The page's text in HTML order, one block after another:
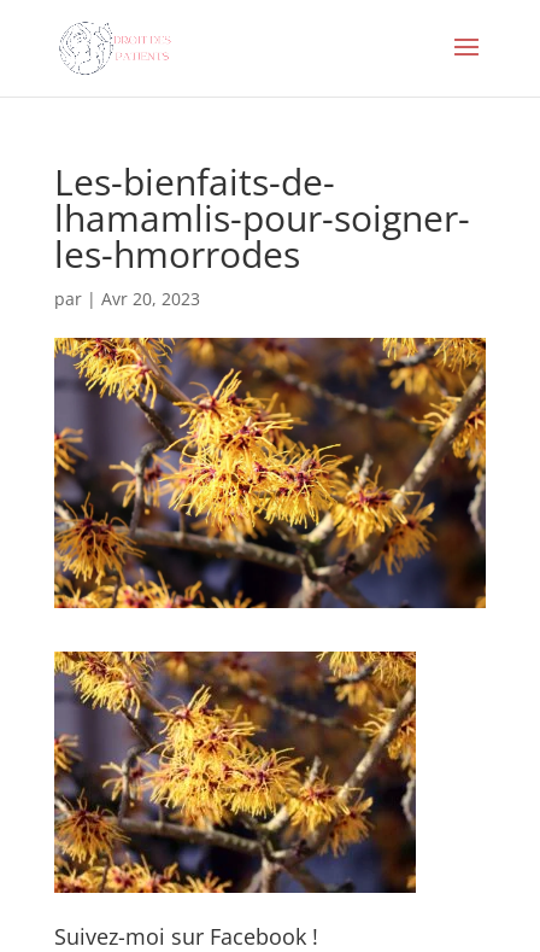
Les-bienfaits-de-
lhamamlis-pour-soigner-
les-hmorrodes
par | Avr 20, 2023
Suivez-moi sur Facebook !